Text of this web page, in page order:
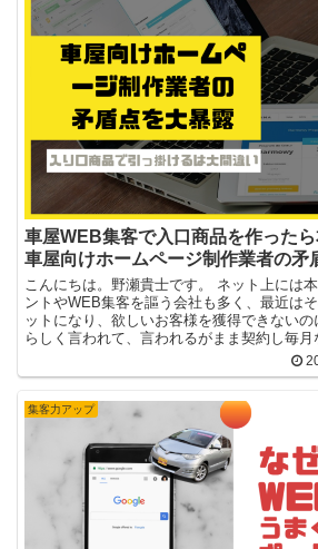
車屋WEB集客で入口商品を作った
車屋向けホームページ制作業者の矛
こんにちは。野瀬貴士です。 ネット上には
ントやWEB集客を謳う会社も多く、最近は
ットになり、欲しいお客様を獲得できない
らしく言われて、言われるがまま契約し毎月
集客力アップ